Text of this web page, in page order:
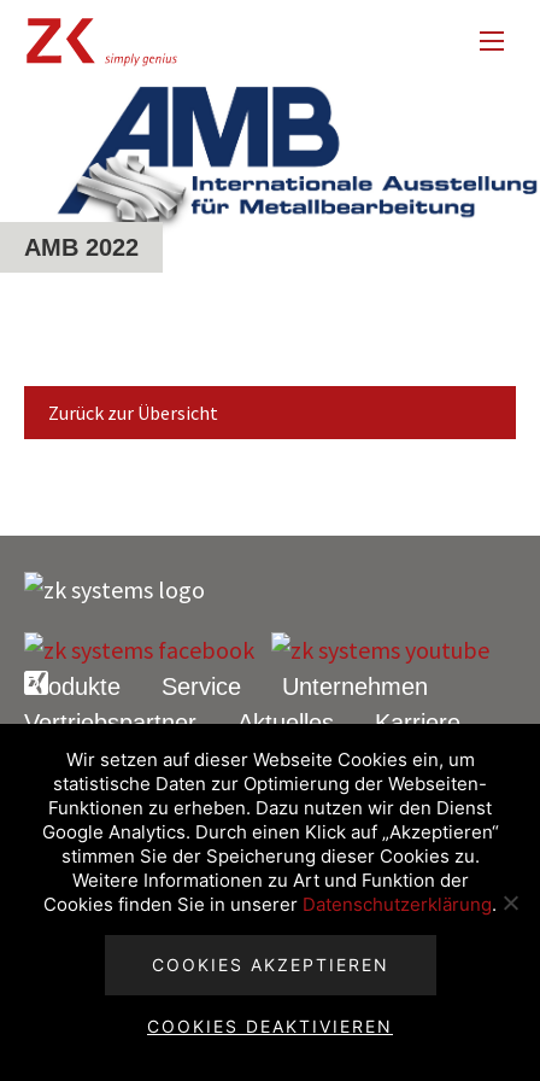
AMB 2022
Zurück zur Übersicht
Produkte Service
Unternehmen
Vertriebspartner
Aktuelles Karriere
Kontakt Impressum Datenschutz
Wir setzen auf dieser Webseite Cookies ein, um
statistische Daten zur Optimierung der Webseiten-
Funktionen zu erheben. Dazu nutzen wir den Dienst
Google Analytics. Durch einen Klick auf „Akzeptieren“
stimmen Sie der Speicherung dieser Cookies zu.
Weitere Informationen zu Art und Funktion der
Cookies finden Sie in unserer Datenschutzerklärung.
COOKIES AKZEPTIEREN
COOKIES DEAKTIVIEREN